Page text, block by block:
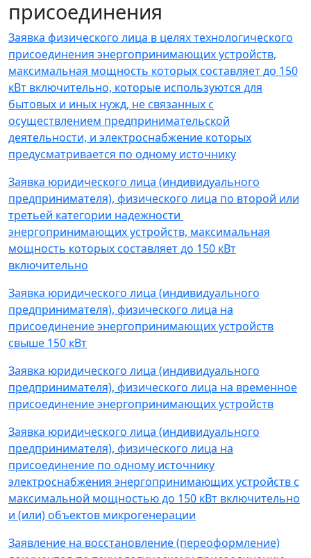
присоединения
Заявка физического лица в целях технологического
присоединения энергопринимающих устройств,
максимальная мощность которых составляет до 150
кВт включительно, которые используются для
бытовых и иных нужд, не связанных с
осуществлением предпринимательской
деятельности, и электроснабжение которых
предусматривается по одному источнику
Заявка юридического лица (индивидуального
предпринимателя), физического лица по второй или
третьей категории надежности
энергопринимающих устройств, максимальная
мощность которых составляет до 150 кВт
включительно
Заявка юридического лица (индивидуального
предпринимателя), физического лица на
присоединение энергопринимающих устройств
свыше 150 кВт
Заявка юридического лица (индивидуального
предпринимателя), физического лица на временное
присоединение энергопринимающих устройств
Заявка юридического лица (индивидуального
предпринимателя), физического лица на
присоединение по одному источнику
электроснабжения энергопринимающих устройств с
максимальной мощностью до 150 кВт включительно
и (или) объектов микрогенерации
Заявление на восстановление (переоформление)